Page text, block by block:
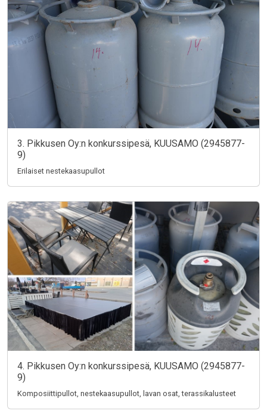
3. Pikkusen Oy:n konkurssipesä, KUUSAMO (2945877-
9)
Erilaiset nestekaasupullot
4. Pikkusen Oy:n konkurssipesä, KUUSAMO (2945877-
9)
Komposiittipullot, nestekaasupullot, lavan osat, terassikalusteet